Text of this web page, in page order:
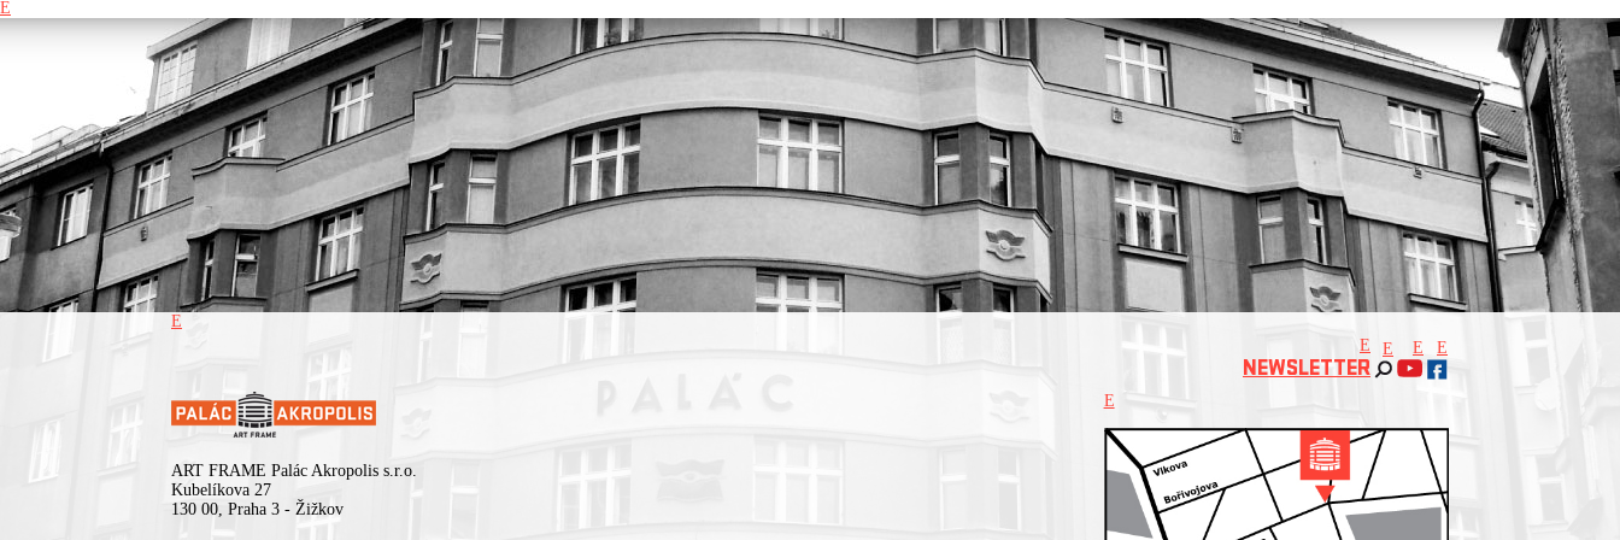
E
E
E
NEWSLETTER
E E E
E
ART FRAME Palác Akropolis s.r.o.
Kubelíkova 27
130 00, Praha 3 - Žižkov